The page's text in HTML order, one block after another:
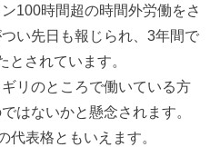
100時間超の時間外労働をさ
い先日も報じられ、3年間で
とされています。
リのところで働いている方
はないかと懸念されます。
代表格ともいえます。